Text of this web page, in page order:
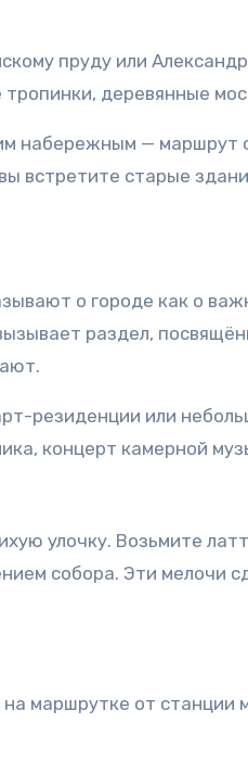
пруду или
тропинки, деревянные
набережным — маршрут
встретите старые
о городе как о
раздел,
резиденции или
концерт камерной
улочку. Возьмите
собора. Эти мелочи
маршрутке от станции